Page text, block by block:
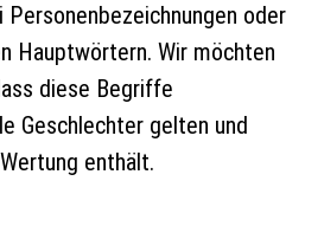
Personenbezeichnungen oder
Hauptwörtern. Wir möchten
diese Begriffe
Geschlechter gelten und
enthält.